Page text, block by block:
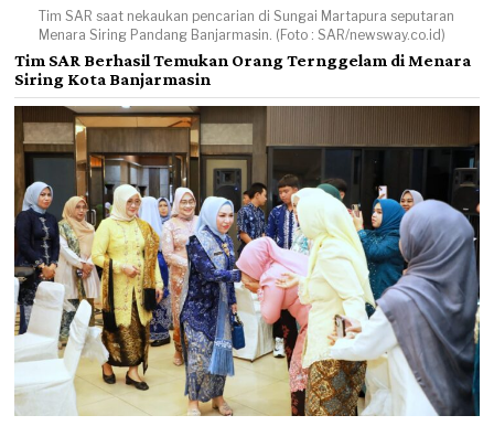
Tim SAR saat nekaukan pencarian di Sungai Martapura seputaran
Menara Siring Pandang Banjarmasin. (Foto : SAR/newsway.co.id)
Tim SAR Berhasil Temukan Orang Ternggelam di Menara
Siring Kota Banjarmasin